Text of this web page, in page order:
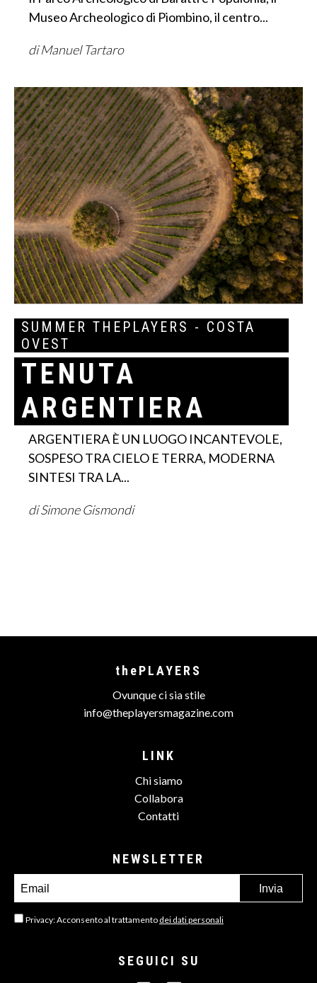
Museo Archeologico di Piombino, il centro...
di Manuel Tartaro
SUMMER THEPLAYERS - COSTA
OVEST
TENUTA
ARGENTIERA
ARGENTIERA È UN LUOGO INCANTEVOLE,
SOSPESO TRA CIELO E TERRA, MODERNA
SINTESI TRA LA...
di Simone Gismondi
thePLAYERS
Ovunque ci sia stile
info@theplayersmagazine.com
LINK
Chi siamo
Collabora
Contatti
NEWSLETTER
Privacy: Acconsento al trattamento dei dati personali
SEGUICI SU